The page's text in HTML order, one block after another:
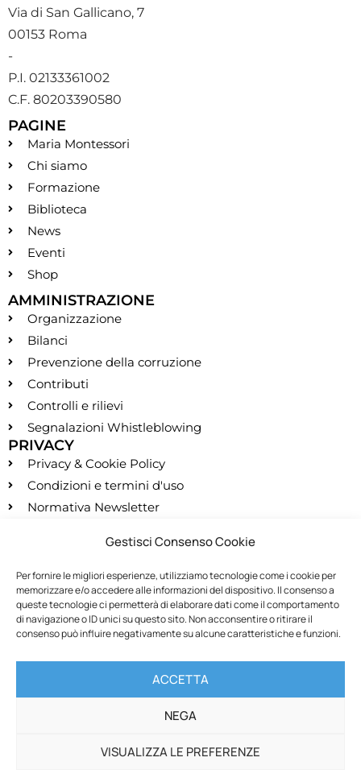
Gestisci Consenso Cookie
Per fornire le migliori esperienze, utilizziamo tecnologie come i cookie per
memorizzare e/o accedere alle informazioni del dispositivo. Il consenso a
queste tecnologie ci permetterà di elaborare dati come il comportamento
di navigazione o ID unici su questo sito. Non acconsentire o ritirare il
consenso può influire negativamente su alcune caratteristiche e funzioni.
ACCETTA
NEGA
VISUALIZZA LE PREFERENZE
🚚 Chiusura estiva: le spedizioni saranno
Via di San Gallicano, 7
00153 Roma
-
P.I. 02133361002
C.F. 80203390580
PAGINE
Maria Montessori
Chi siamo
Formazione
Biblioteca
News
Eventi
Shop
AMMINISTRAZIONE
Organizzazione
Bilanci
Prevenzione della corruzione
Contributi
Controlli e rilievi
Segnalazioni Whistleblowing
PRIVACY
Privacy & Cookie Policy
Condizioni e termini d'uso
Normativa Newsletter
segreteria@montessori.it
(+39) 06.584.865
(+39) 06.587.959
SOCIALS